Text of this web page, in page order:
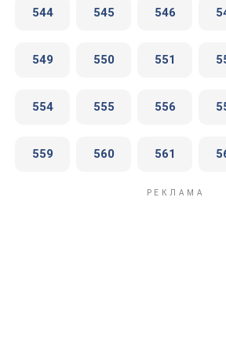
544 545 546
549 550 551
554 555 556
559 560 561